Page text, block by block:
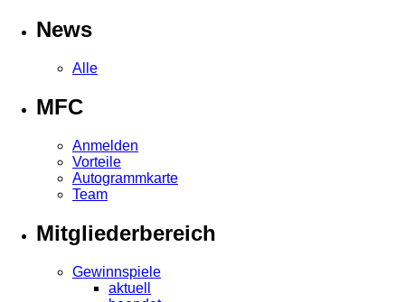
News
Alle
MFC
Anmelden
Vorteile
Autogrammkarte
Team
Mitgliederbereich
Gewinnspiele
aktuell